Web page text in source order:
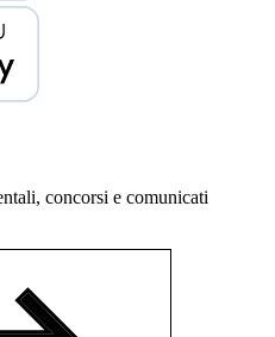
concorsi e comunicati